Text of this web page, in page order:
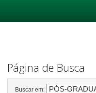
Página de Busca
Buscar em: